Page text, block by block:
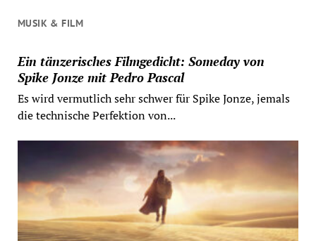
MUSIK & FILM
Ein tänzerisches Filmgedicht: Someday von
Spike Jonze mit Pedro Pascal
Es wird vermutlich sehr schwer für Spike Jonze, jemals
die technische Perfektion von...